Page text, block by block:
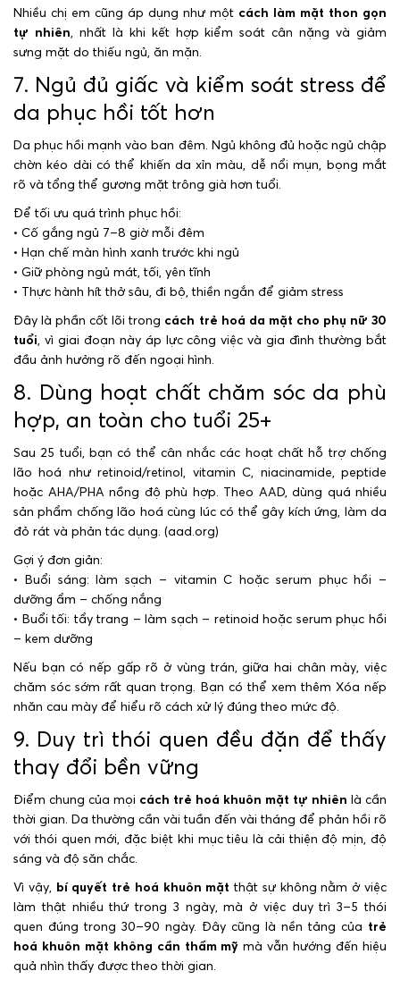
Nhiều chị em cũng áp dụng như một cách làm mặt thon gọn
tự nhiên, nhất là khi kết hợp kiểm soát cân nặng và giảm
sưng mặt do thiếu ngủ, ăn mặn.
7. Ngủ đủ giấc và kiểm soát stress để
da phục hồi tốt hơn
Da phục hồi mạnh vào ban đêm. Ngủ không đủ hoặc ngủ chập
chờn kéo dài có thể khiến da xỉn màu, dễ nổi mụn, bọng mắt
rõ và tổng thể gương mặt trông già hơn tuổi.
Để tối ưu quá trình phục hồi:
• Cố gắng ngủ 7–8 giờ mỗi đêm
• Hạn chế màn hình xanh trước khi ngủ
• Giữ phòng ngủ mát, tối, yên tĩnh
• Thực hành hít thở sâu, đi bộ, thiền ngắn để giảm stress
Đây là phần cốt lõi trong cách trẻ hoá da mặt cho phụ nữ 30
tuổi, vì giai đoạn này áp lực công việc và gia đình thường bắt
đầu ảnh hưởng rõ đến ngoại hình.
8. Dùng hoạt chất chăm sóc da phù
hợp, an toàn cho tuổi 25+
Sau 25 tuổi, bạn có thể cân nhắc các hoạt chất hỗ trợ chống
lão hoá như retinoid/retinol, vitamin C, niacinamide, peptide
hoặc AHA/PHA nồng độ phù hợp. Theo AAD, dùng quá nhiều
sản phẩm chống lão hoá cùng lúc có thể gây kích ứng, làm da
đỏ rát và phản tác dụng. (aad.org)
Gợi ý đơn giản:
• Buổi sáng: làm sạch – vitamin C hoặc serum phục hồi –
dưỡng ẩm – chống nắng
• Buổi tối: tẩy trang – làm sạch – retinoid hoặc serum phục hồi
– kem dưỡng
Nếu bạn có nếp gấp rõ ở vùng trán, giữa hai chân mày, việc
chăm sóc sớm rất quan trọng. Bạn có thể xem thêm Xóa nếp
nhăn cau mày để hiểu rõ cách xử lý đúng theo mức độ.
9. Duy trì thói quen đều đặn để thấy
thay đổi bền vững
Điểm chung của mọi cách trẻ hoá khuôn mặt tự nhiên là cần
thời gian. Da thường cần vài tuần đến vài tháng để phản hồi rõ
với thói quen mới, đặc biệt khi mục tiêu là cải thiện độ mịn, độ
sáng và độ săn chắc.
Vì vậy, bí quyết trẻ hoá khuôn mặt thật sự không nằm ở việc
làm thật nhiều thứ trong 3 ngày, mà ở việc duy trì 3–5 thói
quen đúng trong 30–90 ngày. Đây cũng là nền tảng của trẻ
hoá khuôn mặt không cần thẩm mỹ mà vẫn hướng đến hiệu
quả nhìn thấy được theo thời gian.